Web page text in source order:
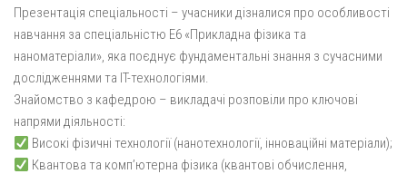
Презентація спеціальності – учасники дізналися про особливості
навчання за спеціальністю Е6 «Прикладна фізика та
наноматеріали», яка поєднує фундаментальні знання з сучасними
дослідженнями та IT-технологіями.
Знайомство з кафедрою – викладачі розповіли про ключові
напрями діяльності:
Високі фізичні технології (нанотехнології, інноваційні матеріали);
Квантова та комп’ютерна фізика (квантові обчислення,